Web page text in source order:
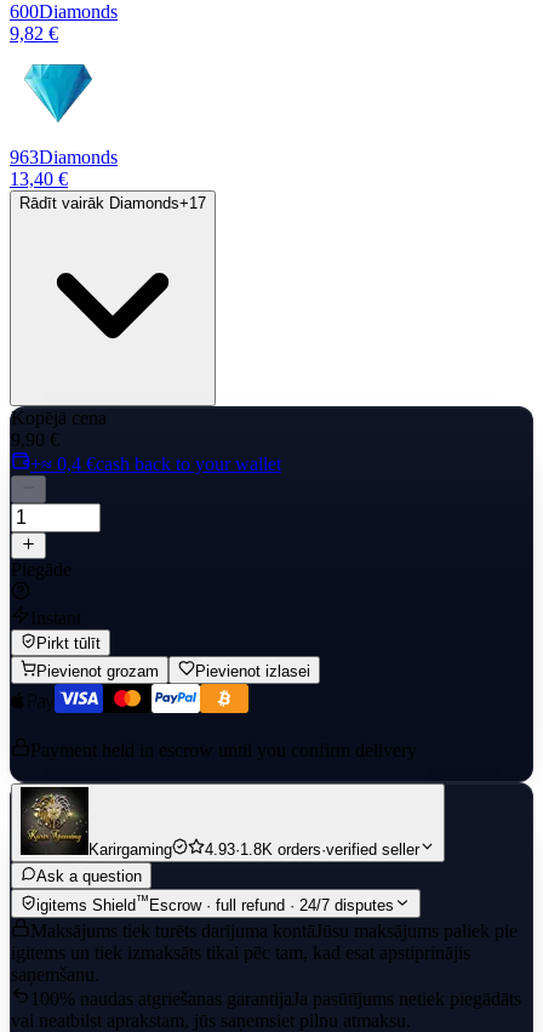
600Diamonds
9,82 €
963Diamonds
13,40 €
Rādīt vairāk Diamonds+17
Kopējā cena
9,90 €
+≈ 0,4 €cash back to your wallet
Piegāde
Instant
Pirkt tūlīt
Pievienot grozam
Pievienot izlasei
Payment held in escrow until you confirm delivery
Karirgaming 4.93·1.8K orders·verified seller
Ask a question
igitems Shield™ Escrow · full refund · 24/7 disputes
Maksājums tiek turēts darījuma kontā Jūsu maksājums paliek pie
igitems un tiek izmaksāts tikai pēc tam, kad esat apstiprinājis
saņemšanu.
100% naudas atgriešanas garantija Ja pasūtījums netiek piegādāts
vai neatbilst aprakstam, jūs saņemsiet pilnu atmaksu.